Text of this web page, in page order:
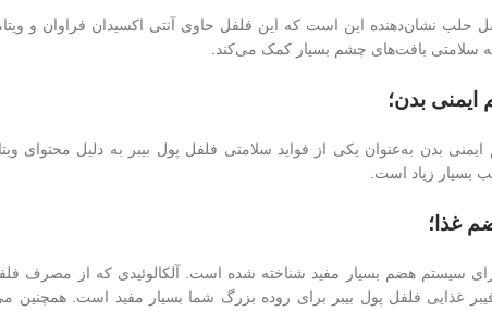
به سلامتی بافت‌های چشم بسیار کمک می‌کند.
بسیار زیاد است.
سیستم هضم بسیار مفید شناخته شده است. آلکالوئیدی که از مصرف
غذایی فلفل پول بیبر برای روده بزرگ شما بسیار مفید است.